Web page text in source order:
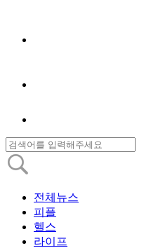
전체뉴스
피플
헬스
라이프